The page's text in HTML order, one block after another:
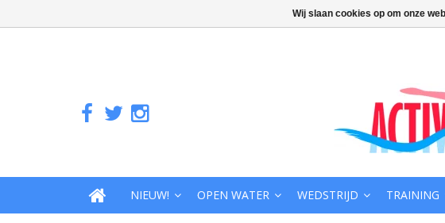
NIEUW! OPEN WATER WEDSTRIJD TRAINING
Wij slaan cookies op om onze